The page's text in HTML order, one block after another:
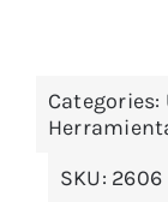
Categories:
SKU: 2606